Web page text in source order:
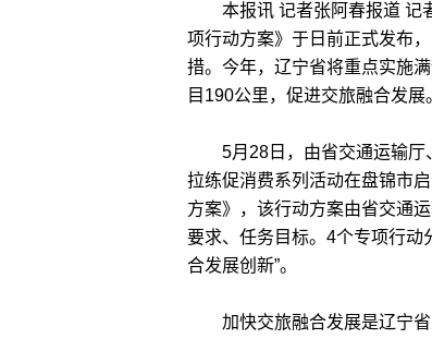
本报讯 记者张阿春报道 记者
项行动方案》于日前正式发布
措。今年，辽宁省将重点实施
目190公里，促进交旅融合发展
5月28日，由省交通运输厅
拉练促消费系列活动在盘锦市
方案》，该行动方案由省交通
要求、任务目标。4个专项行动
合发展创新”。
加快交旅融合发展是辽宁省